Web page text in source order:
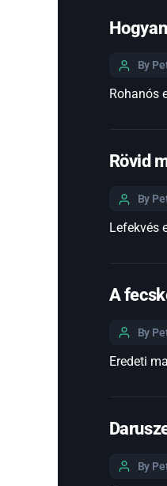
By
Rohanós
Rövid
By
Lefekvés
A
By
Eredeti
By